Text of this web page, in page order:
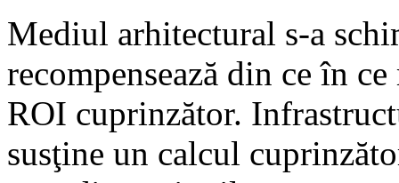
Mediul arhitectural s-a
recompensează din ce în
ROI cuprinzător.
susţine un calcul